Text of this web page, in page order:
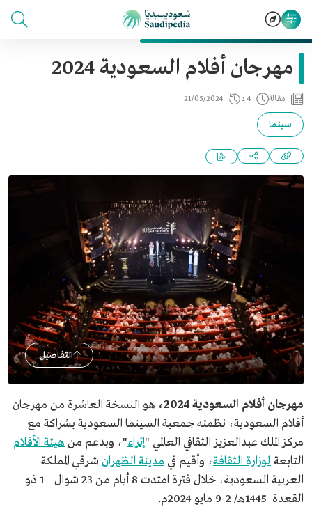
مهرجان أفلام السعودية 2024
مقالة 4 د 21/05/2024
سينما
التفاصيل
مهرجان أفلام السعودية 2024،
هو النسخة العاشرة من مهرجان
أفلام السعودية، نظمته جمعية السينما السعودية بشراكة مع
مركز الملك عبدالعزيز الثقافي العالمي "إثراء"، وبدعم من هيئة الأفلام
التابعة لوزارة الثقافة، وأقيم في مدينة الظهران شرقي المملكة
العربية السعودية، خلال فترة امتدت 8 أيام من 23 شوال - 1 ذو
القعدة 1445هـ/ 2-9 مايو 2024م.